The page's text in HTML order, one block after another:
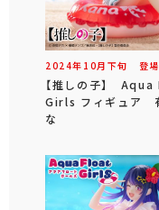
2024年 10月 下旬 登場
【推しの子】
Girls フィギュア
な